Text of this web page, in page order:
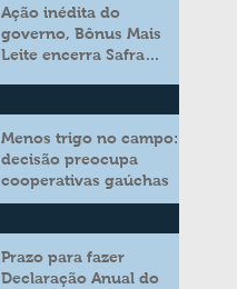
Ação inédita do
governo, Bônus Mais
Leite encerra Safra
aos produtores de leite
Menos trigo no campo:
decisão preocupa
cooperativas gaúchas
Prazo para fazer
Declaração Anual do